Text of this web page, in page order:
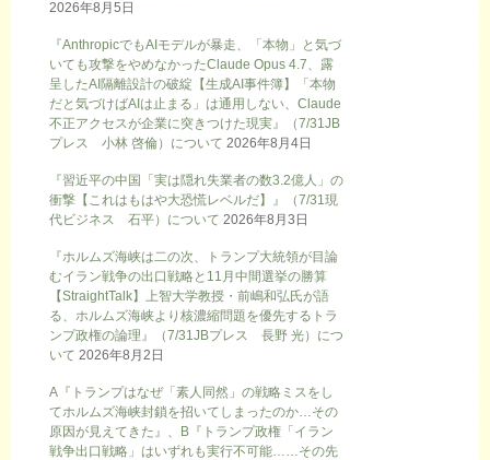
2026年8月5日
『AnthropicでもAIモデルが暴走、「本物」と気づ
いても攻撃をやめなかったClaude Opus 4.7、露
呈したAI隔離設計の破綻【生成AI事件簿】「本物
だと気づけばAIは止まる」は通用しない、Claude
不正アクセスが企業に突きつけた現実』（7/31JB
プレス 小林 啓倫）について 2026年8月4日
『習近平の中国「実は隠れ失業者の数3.2億人」の
衝撃【これはもはや大恐慌レベルだ】』（7/31現
代ビジネス 石平）について 2026年8月3日
『ホルムズ海峡は二の次、トランプ大統領が目論
むイラン戦争の出口戦略と11月中間選挙の勝算
【StraightTalk】上智大学教授・前嶋和弘氏が語
る、ホルムズ海峡より核濃縮問題を優先するトラ
ンプ政権の論理』（7/31JBプレス 長野 光）につ
いて 2026年8月2日
A『トランプはなぜ「素人同然」の戦略ミスをし
てホルムズ海峡封鎖を招いてしまったのか…その
原因が見えてきた』、B『トランプ政権「イラン
戦争出口戦略」はいずれも実行不可能……その先